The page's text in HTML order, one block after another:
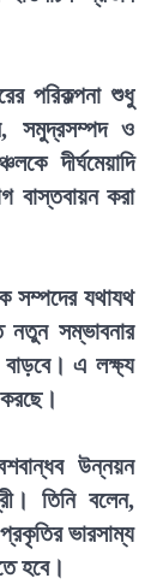
পরিকল্পনা শুধু
সমুদ্রসম্পদ ও
দীর্ঘমেয়াদি
বাস্তবায়ন করা
সম্পদের যথাযথ
নতুন সম্ভাবনার
এ লক্ষ্য
উন্নয়ন
তিনি বলেন,
ভারসাম্য
হবে।